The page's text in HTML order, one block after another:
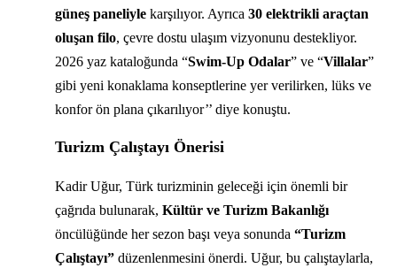
güneş paneliyle karşılıyor. Ayrıca 30 elektrikli araçtan
oluşan filo, çevre dostu ulaşım vizyonunu destekliyor.
2026 yaz kataloğunda “Swim-Up Odalar” ve “Villalar”
gibi yeni konaklama konseptlerine yer verilirken, lüks ve
konfor ön plana çıkarılıyor’’ diye konuştu.
Turizm Çalıştayı Önerisi
Kadir Uğur, Türk turizminin geleceği için önemli bir
çağrıda bulunarak, Kültür ve Turizm Bakanlığı
öncülüğünde her sezon başı veya sonunda “Turizm
Çalıştayı” düzenlenmesini önerdi. Uğur, bu çalıştaylarla,